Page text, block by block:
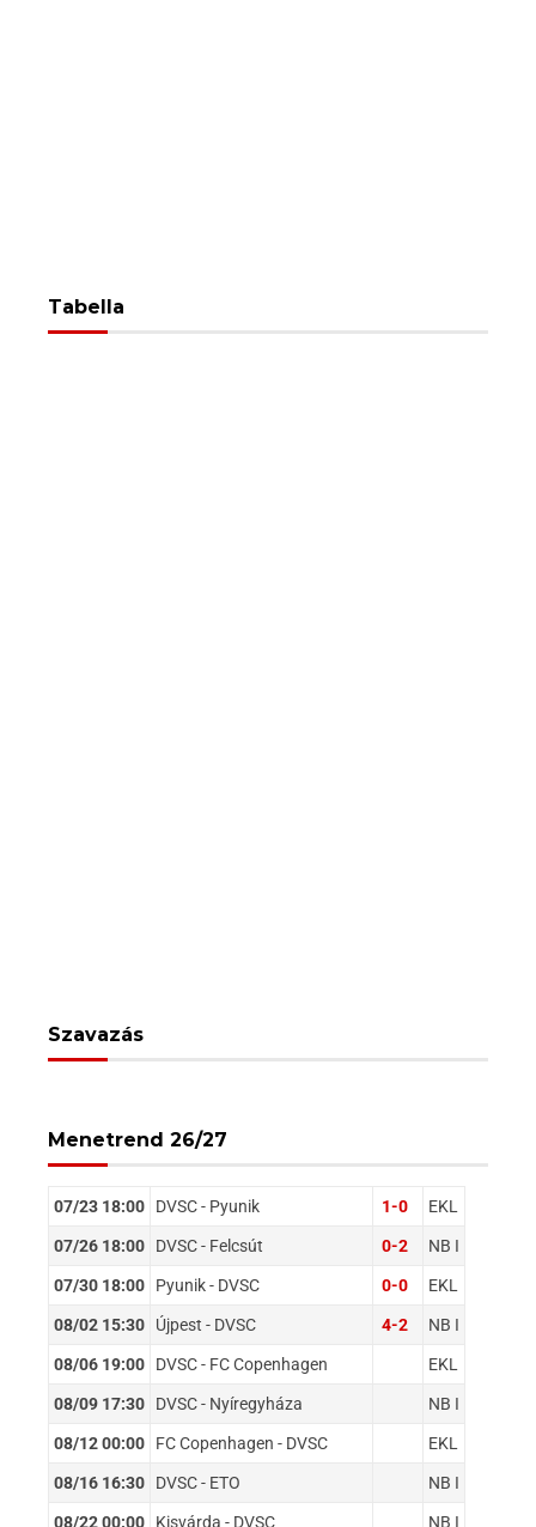
Tabella
Szavazás
Menetrend 26/27
07/23 18:00 DVSC - Pyunik 1-0 EKL
07/26 18:00 DVSC - Felcsút 0-2 NB I
07/30 18:00 Pyunik - DVSC 0-0 EKL
08/02 15:30 Újpest - DVSC 4-2 NB I
08/06 19:00 DVSC - FC Copenhagen EKL
08/09 17:30 DVSC - Nyíregyháza NB I
08/12 00:00 FC Copenhagen - DVSC EKL
08/16 16:30 DVSC - ETO NB I
08/22 00:00 Kisvárda - DVSC NB I